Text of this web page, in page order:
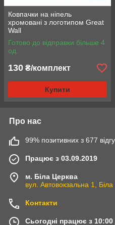
Ковпачки на ніпель
хромовані з логотипом Great
Wall
Готово до відправки більше 4
од.
130 ₴/комплект
Купити
Про нас
99% позитивних з 677
Працює з 03.09.2019
м. Біла Церква
вул. Автовокзальна 1,
Контакти
Сьогодні працює з